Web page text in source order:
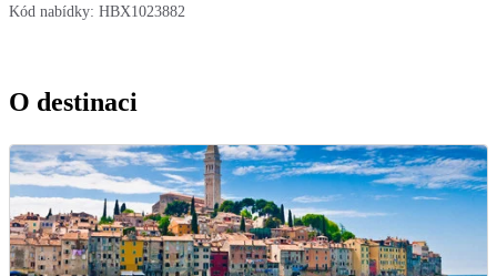
Kód nabídky: HBX1023882
O destinaci